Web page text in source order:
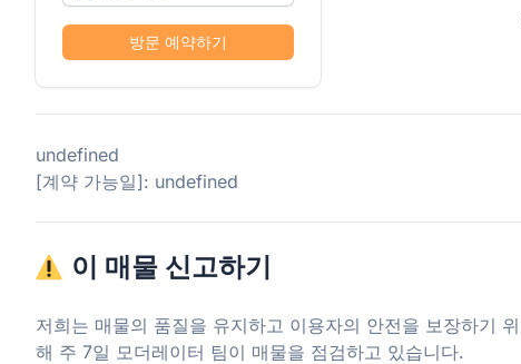
방문 예약하기
undefined
[계약 가능일]: undefined
이 매물 신고하기
저희는 매물의 품질을 유지하고 이용자의 안전을 보장하기 위
해 주 7일 모더레이터 팀이 매물을 점검하고 있습니다.